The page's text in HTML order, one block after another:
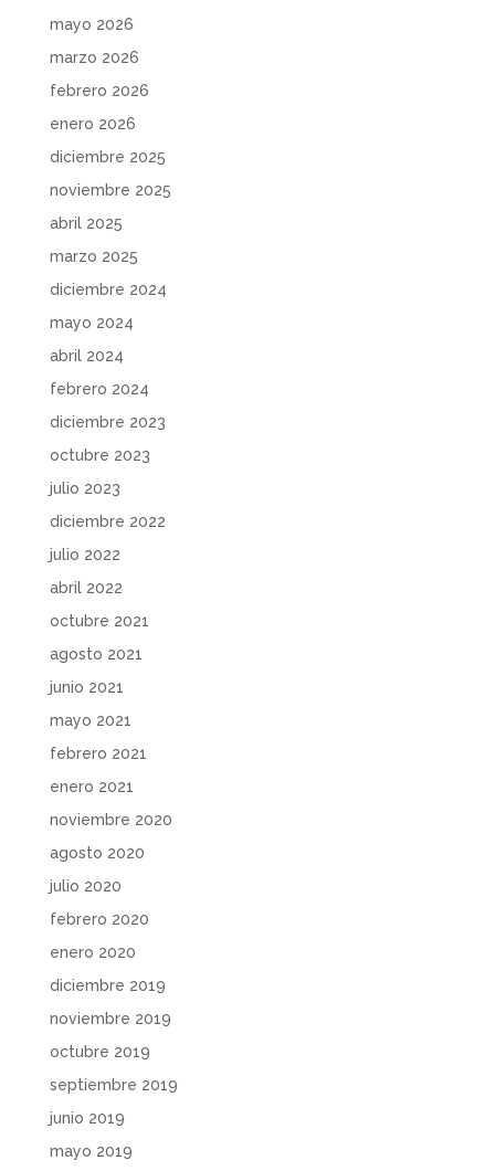
mayo 2026
marzo 2026
febrero 2026
enero 2026
diciembre 2025
noviembre 2025
abril 2025
marzo 2025
diciembre 2024
mayo 2024
abril 2024
febrero 2024
diciembre 2023
octubre 2023
julio 2023
diciembre 2022
julio 2022
abril 2022
octubre 2021
agosto 2021
junio 2021
mayo 2021
febrero 2021
enero 2021
noviembre 2020
agosto 2020
julio 2020
febrero 2020
enero 2020
diciembre 2019
noviembre 2019
octubre 2019
septiembre 2019
junio 2019
mayo 2019